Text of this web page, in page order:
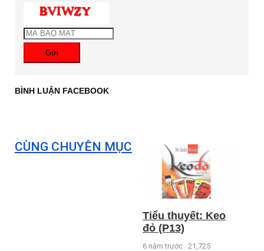
Gửi
BÌNH LUẬN FACEBOOK
CÙNG CHUYÊN MỤC
Tiểu thuyết: Keo
đỏ (P13)
6 năm trước 21,725